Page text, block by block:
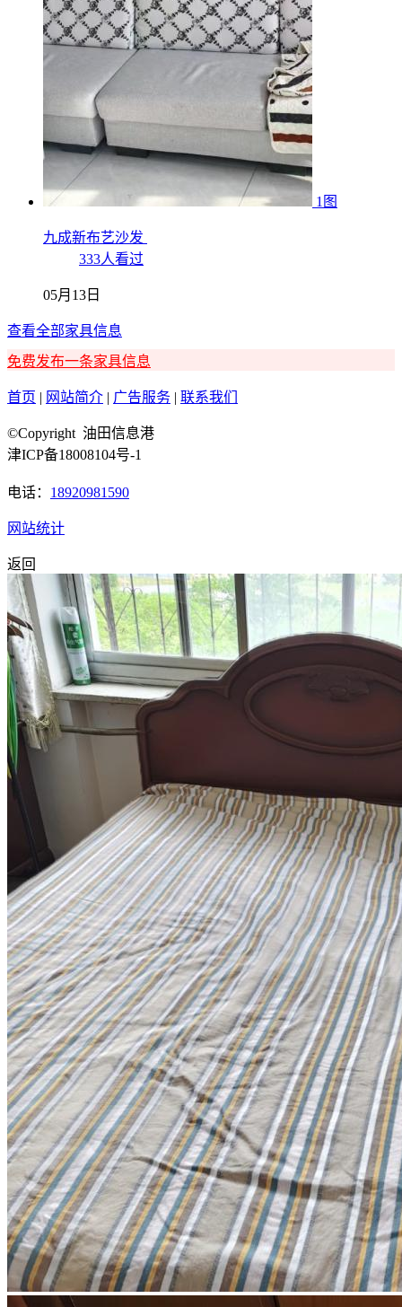
1图
九成新布艺沙发
333人看过
05月13日
查看全部家具信息
免费发布一条家具信息
首页 | 网站简介 | 广告服务 | 联系我们
©Copyright 油田信息港
津ICP备18008104号-1
电话： 18920981590
网站统计
返回